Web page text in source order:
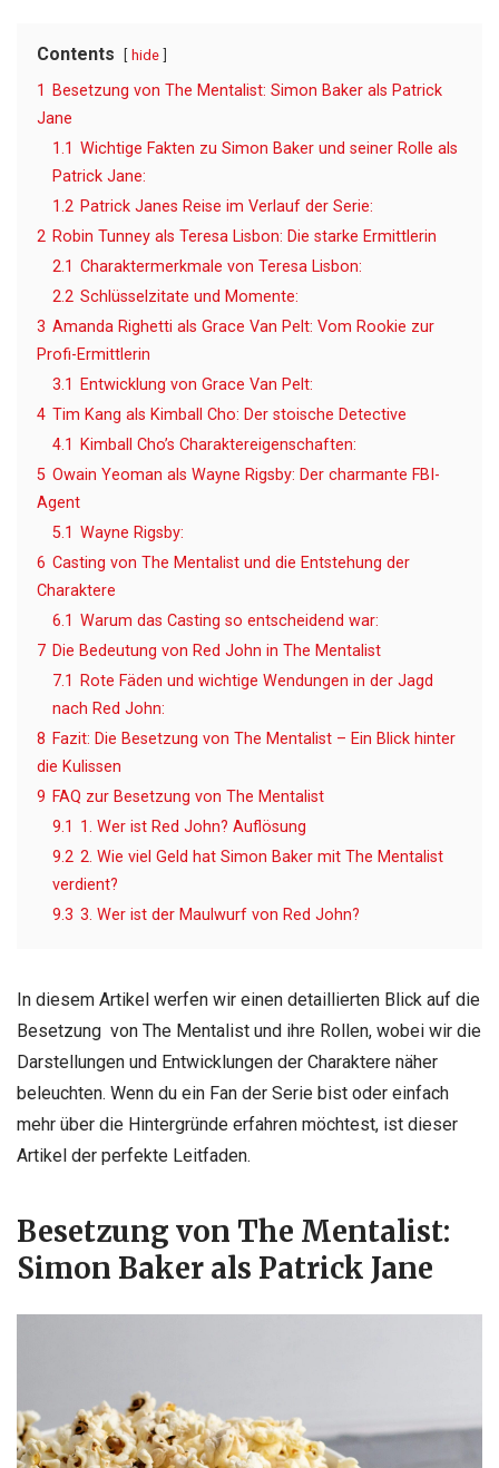
Contents hide
1
Besetzung von The Mentalist: Simon Baker als Patrick
Jane
1.1 Wichtige Fakten zu Simon Baker und seiner Rolle als
Patrick Jane:
1.2 Patrick Janes Reise im Verlauf der Serie:
2 Robin Tunney als Teresa Lisbon: Die starke Ermittlerin
2.1 Charaktermerkmale von Teresa Lisbon:
2.2 Schlüsselzitate und Momente:
3 Amanda Righetti als Grace Van Pelt: Vom Rookie zur
Profi-Ermittlerin
3.1
Entwicklung von Grace Van Pelt:
4 Tim Kang als Kimball Cho: Der stoische Detective
4.1
Kimball Cho’s Charaktereigenschaften:
5 Owain Yeoman als Wayne Rigsby: Der charmante FBI-
Agent
5.1 Wayne Rigsby:
6 Casting von The Mentalist und die Entstehung der
Charaktere
6.1 Warum das Casting so entscheidend war:
7 Die Bedeutung von Red John in The Mentalist
7.1
Rote Fäden und wichtige Wendungen in der Jagd
nach Red John:
8 Fazit: Die Besetzung von The Mentalist – Ein Blick hinter
die Kulissen
9 FAQ zur Besetzung von The Mentalist
9.1 1. Wer ist Red John? Auflösung
9.2 2. Wie viel Geld hat Simon Baker mit The Mentalist
verdient?
9.3 3. Wer ist der Maulwurf von Red John?
In diesem Artikel werfen wir einen detaillierten Blick auf die
Besetzung von The Mentalist und ihre Rollen, wobei wir die
Darstellungen und Entwicklungen der Charaktere näher
beleuchten. Wenn du ein Fan der Serie bist oder einfach
mehr über die Hintergründe erfahren möchtest, ist dieser
Artikel der perfekte Leitfaden.
Besetzung von The Mentalist:
Simon Baker als Patrick Jane